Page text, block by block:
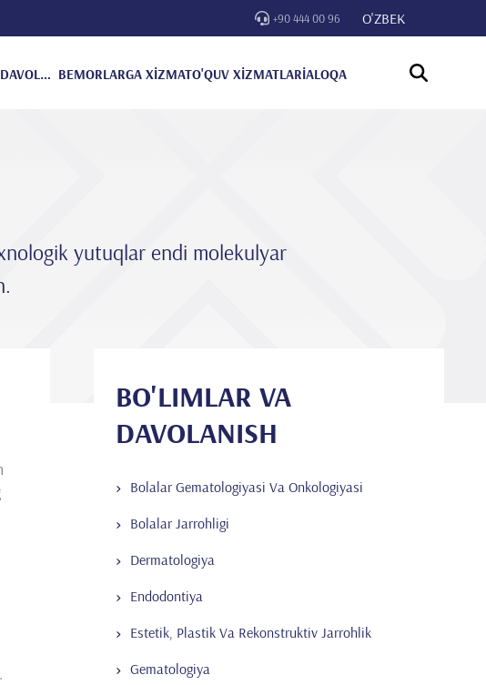
+90 444 00 96 O'ZBEK
BO'LIMLAR VA DAVOLANISH BEMORLARGA XİZMATO'QUV XİZMATLARİALOQA
yutuqlar endi molekulyar
BO'LIMLAR VA
DAVOLANISH
Bolalar Gematologiyasi Va Onkologiyasi
Bolalar Jarrohligi
Dermatologiya
Endodontiya
Estetik, Plastik Va Rekonstruktiv Jarrohlik
Gematologiya